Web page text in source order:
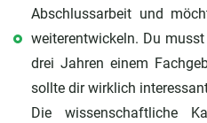
Abschlussarbeit und
weiterentwickeln. Du
drei Jahren einem
sollte dir wirklich
Die wissenschaftliche